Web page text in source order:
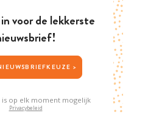
voor de lekkerste
JOUW NIEUWSBRIEFKEUZE >
is op elk moment mogelijk
Privacybeleid